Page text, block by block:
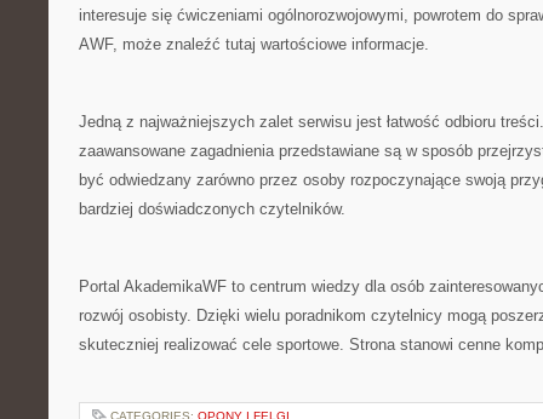
interesuje się ćwiczeniami ogólnorozwojowymi, powrotem do
AWF, może znaleźć tutaj wartościowe informacje.
Jedną z najważniejszych zalet serwisu jest łatwość odbioru
zaawansowane zagadnienia przedstawiane są w sposób
być odwiedzany zarówno przez osoby rozpoczynające swoją
bardziej doświadczonych czytelników.
Portal AkademikaWF to centrum wiedzy dla osób
rozwój osobisty. Dzięki wielu poradnikom czytelnicy mogą
skuteczniej realizować cele sportowe. Strona stanowi cenne
CATEGORIES: OPONY I FELGI